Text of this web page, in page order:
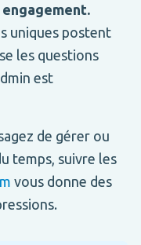
uniques postent
les questions
est
de gérer ou
temps, suivre les
vous donne des